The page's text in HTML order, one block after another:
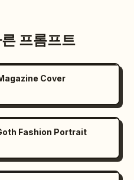
프롬프트
Cover
Fashion Portrait